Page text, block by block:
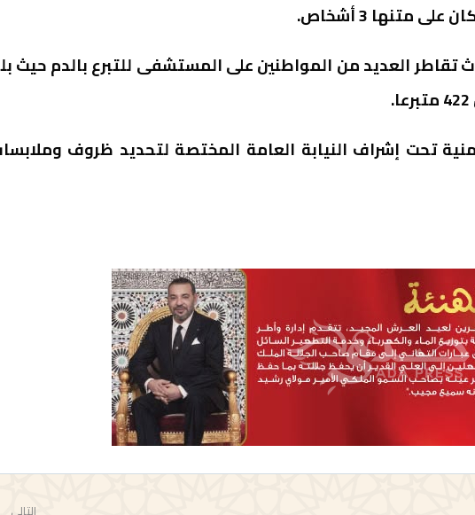
العديد من المواطنين على المستشفى للتبرع بالدم حيث
تحت إشراف النيابة العامة المختصة لتحديد ظروف
التالي